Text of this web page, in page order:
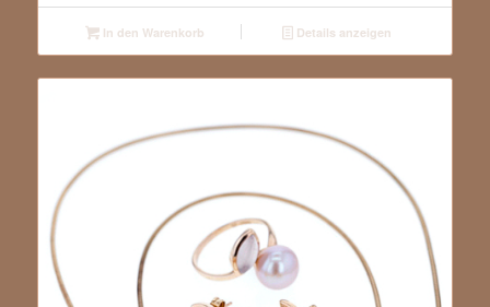
In den Warenkorb Details anzeigen